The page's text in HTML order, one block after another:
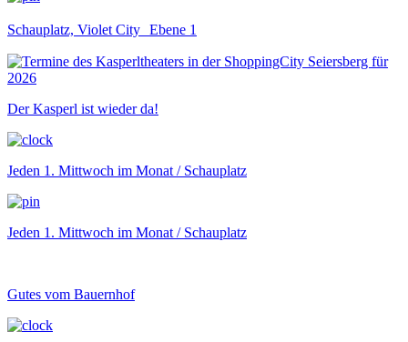
Schauplatz, Violet City Ebene 1
Der Kasperl ist wieder da!
Jeden 1. Mittwoch im Monat / Schauplatz
Jeden 1. Mittwoch im Monat / Schauplatz
Gutes vom Bauernhof